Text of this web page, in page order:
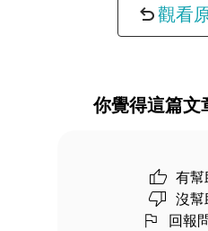
觀看
你覺得這篇文
有幫
沒幫
回報